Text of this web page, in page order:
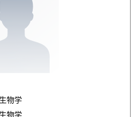
物学
物学